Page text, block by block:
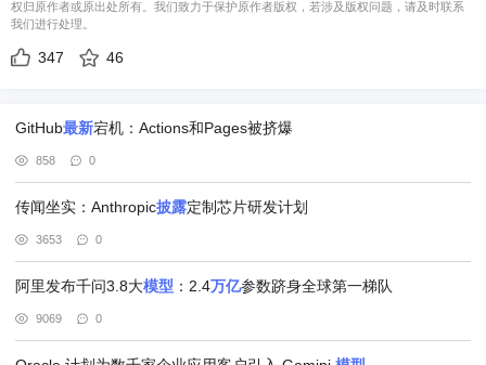
权归原作者或原出处所有。我们致力于保护原作者版权，若涉及版权问题，请及时联系
我们进行处理。
347 46
GitHub最新宕机：Actions和Pages被挤爆
858 0
传闻坐实：Anthropic披露定制芯片研发计划
3653 0
阿里发布千问3.8大模型 ：2.4万亿参数跻身全球第一梯队
9069 0